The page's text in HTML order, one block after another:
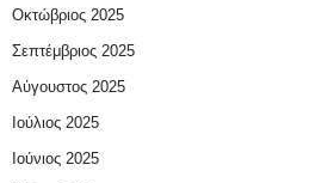
Οκτώβριος 2025
Σεπτέμβριος 2025
Αύγουστος 2025
Ιούλιος 2025
Ιούνιος 2025